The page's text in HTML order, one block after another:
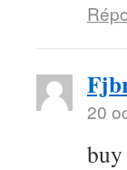
20
buy